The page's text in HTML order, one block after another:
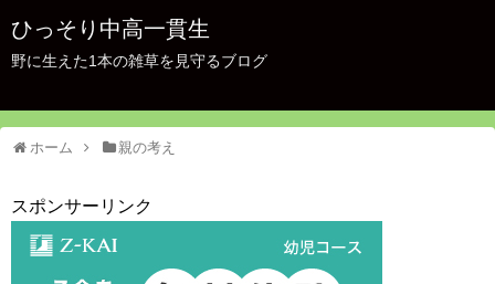
ひっそり中高一貫生
野に生えた1本の雑草を見守るブログ
ホーム 親の考え
スポンサーリンク